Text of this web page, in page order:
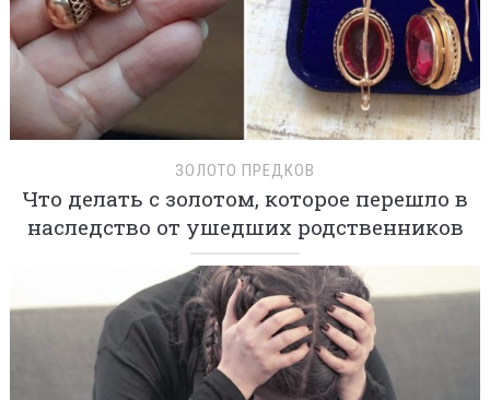
ЗОЛОТО ПРЕДКОВ
Что делать с золотом, которое перешло в
наследство от ушедших родственников